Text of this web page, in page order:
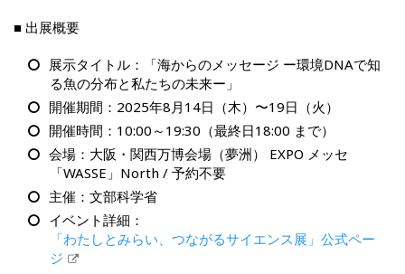
■ 出展概要
展示タイトル：「海からのメッセージ ー環境DNAで知
る魚の分布と私たちの未来ー」
開催期間：2025年8月14日（木）〜19日（火）
開催時間：10:00～19:30（最終日18:00 まで）
会場：大阪・関西万博会場（夢洲） EXPO メッセ
「WASSE」North / 予約不要
主催：文部科学省
イベント詳細：
「わたしとみらい、つながるサイエンス展」公式ペー
ジ